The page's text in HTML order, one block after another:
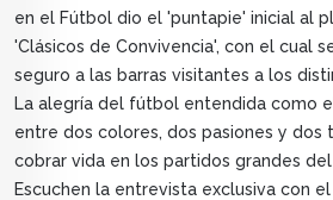
en el Fútbol dio el 'puntapie' inicial al
'Clásicos de Convivencia', con el cual
seguro a las barras visitantes a los
La alegría del fútbol entendida como
entre dos colores, dos pasiones y dos
cobrar vida en los partidos grandes
Escuchen la entrevista exclusiva con